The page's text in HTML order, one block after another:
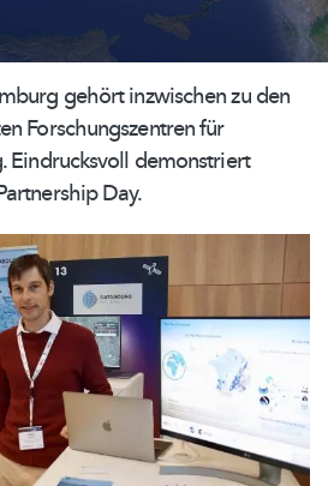
gehört inzwischen zu den
Forschungszentrenfür
Eindrucksvoll demonstriert
Day.